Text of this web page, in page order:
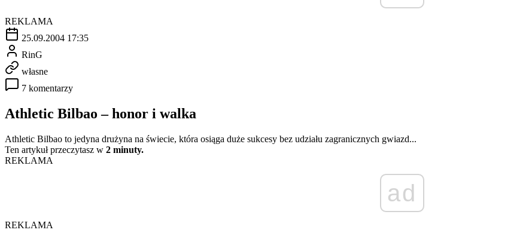
REKLAMA
25.09.2004 17:35
RinG
własne
7 komentarzy
Athletic Bilbao – honor i walka
Athletic Bilbao to jedyna drużyna na świecie, która osiąga duże sukcesy bez udziału zagranicznych gwiazd...
Ten artykuł przeczytasz w 2 minuty.
REKLAMA
ad
REKLAMA